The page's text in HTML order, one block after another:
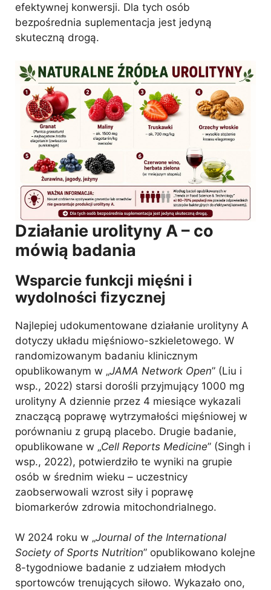
efektywnej konwersji. Dla tych osób
bezpośrednia suplementacja jest jedyną
skuteczną drogą.
Działanie urolityny A – co
mówią badania
Wsparcie funkcji mięśni i
wydolności fizycznej
Najlepiej udokumentowane działanie urolityny A
dotyczy układu mięśniowo-szkieletowego. W
randomizowanym badaniu klinicznym
opublikowanym w „JAMA Network Open” (Liu i
wsp., 2022) starsi dorośli przyjmujący 1000 mg
urolityny A dziennie przez 4 miesiące wykazali
znaczącą poprawę wytrzymałości mięśniowej w
porównaniu z grupą placebo. Drugie badanie,
opublikowane w „Cell Reports Medicine” (Singh i
wsp., 2022), potwierdziło te wyniki na grupie
osób w średnim wieku – uczestnicy
zaobserwowali wzrost siły i poprawę
biomarkerów zdrowia mitochondrialnego.
W 2024 roku w „Journal of the International
Society of Sports Nutrition” opublikowano kolejne
8-tygodniowe badanie z udziałem młodych
sportowców trenujących siłowo. Wykazało ono,